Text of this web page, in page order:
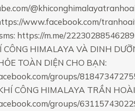
www.facebook.com/
https://m.me/
CÔNG HIMALAYA VÀ DINH
TOÀN DIỆN CHO BẠN:
groups/
CÔNG HIMALAYA TRẦN
groups/